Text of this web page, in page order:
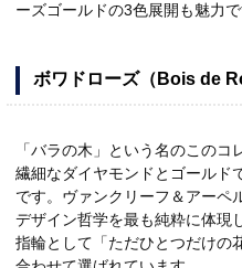
ーズゴールドの3色展開も魅力で
ボワドローズ（Bois de
「バラの木」という名のこの
繊細なダイヤモンドとゴールド
です。ヴァンクリーフ＆アーペ
デザイン哲学を最も純粋に体現
指輪として「ただひとつだけの